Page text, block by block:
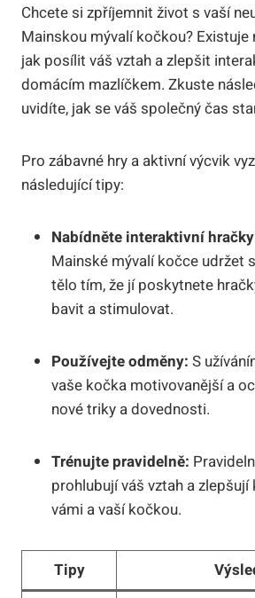
Chcete si zpříjemnit život s vaší
Mainskou mývalí kočkou?
jak posílit váš vztah a zlepšit
domácím mazlíčkem. Zkuste
uvidíte, jak se váš společný čas
Pro zábavné hry a aktivní výcvik
následující tipy:
Nabídněte interaktivní
Mainské mývalí kočce udržet
tělo tím, že jí poskytnete
bavit a stimulovat.
Používejte odměny: S
vaše kočka motivovanější a
nové triky a dovednosti.
Trénujte pravidelně:
prohlubují váš vztah a
vámi a vaší kočkou.
Tipy